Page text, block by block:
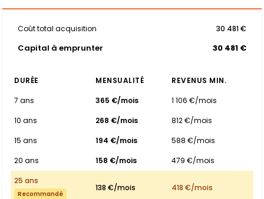
Coût total acquisition 30 481 €
Capital à emprunter 30 481 €
DURÉE MENSUALITÉ
REVENUS MIN.
7 ans
365 €/mois
1 106 €/mois
10 ans
268 €/mois
812 €/mois
15 ans
194 €/mois
588 €/mois
20 ans
158 €/mois
479 €/mois
25 ans
Recommandé
138 €/mois 418 €/mois